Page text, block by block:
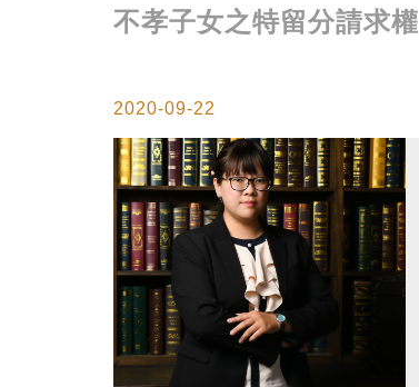
不孝子女之特留分請求權
2020-09-22